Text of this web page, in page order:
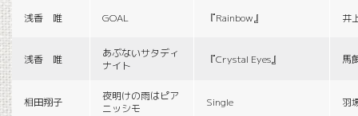
浅香 唯 GOAL 『Rainbow』 井
浅香 唯
あぶないサタディ
ナイト
『Crystal Eyes』 馬
相田翔子
夜明けの雨はピア
ニッシモ
Single 羽